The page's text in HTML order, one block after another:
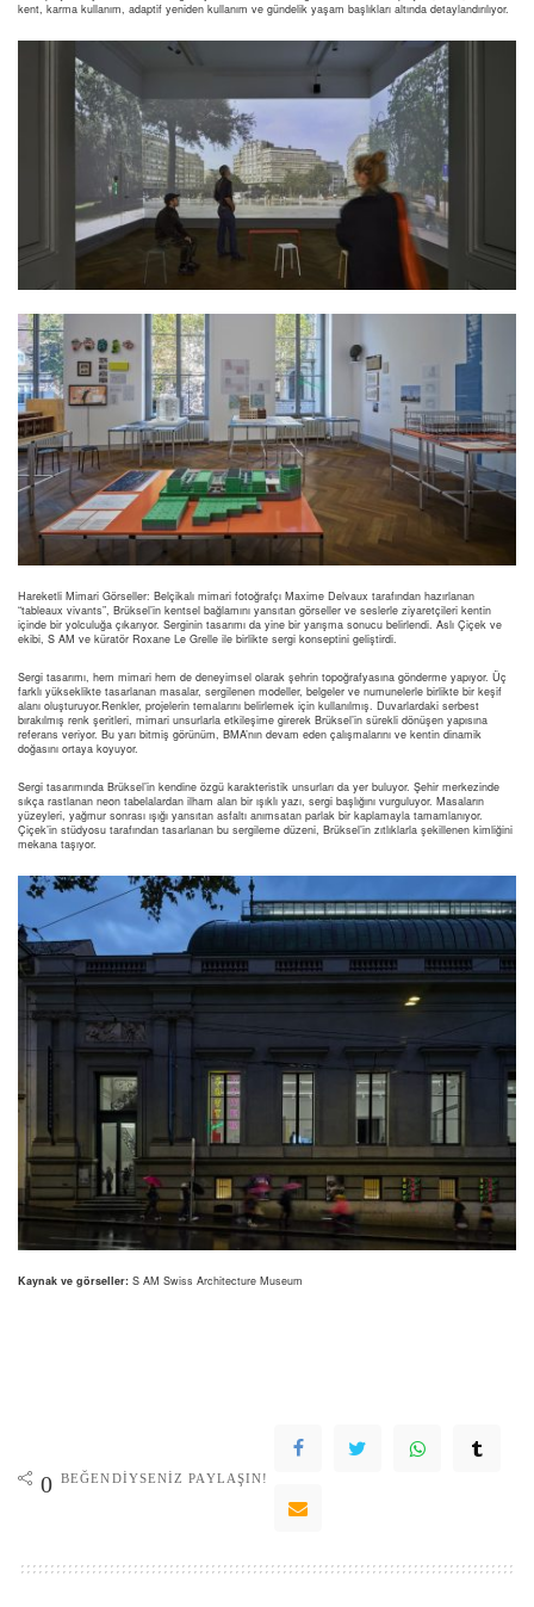
kent, karma kullanım, adaptif yeniden kullanım ve gündelik yaşam başlıkları altında detaylandırılıyor.
Hareketli Mimari Görseller: Belçikalı mimari fotoğrafçı Maxime Delvaux tarafından hazırlanan
“tableaux vivants”, Brüksel’in kentsel bağlamını yansıtan görseller ve seslerle ziyaretçileri kentin
içinde bir yolculuğa çıkarıyor. Serginin tasarımı da yine bir yarışma sonucu belirlendi. Aslı Çiçek ve
ekibi, S AM ve küratör Roxane Le Grelle ile birlikte sergi konseptini geliştirdi.
Sergi tasarımı, hem mimari hem de deneyimsel olarak şehrin topoğrafyasına gönderme yapıyor. Üç
farklı yükseklikte tasarlanan masalar, sergilenen modeller, belgeler ve numunelerle birlikte bir keşif
alanı oluşturuyor.Renkler, projelerin temalarını belirlemek için kullanılmış. Duvarlardaki serbest
bırakılmış renk şeritleri, mimari unsurlarla etkileşime girerek Brüksel’in sürekli dönüşen yapısına
referans veriyor. Bu yarı bitmiş görünüm, BMA’nın devam eden çalışmalarını ve kentin dinamik
doğasını ortaya koyuyor.
Sergi tasarımında Brüksel’in kendine özgü karakteristik unsurları da yer buluyor. Şehir merkezinde
sıkça rastlanan neon tabelalardan ilham alan bir ışıklı yazı, sergi başlığını vurguluyor. Masaların
yüzeyleri, yağmur sonrası ışığı yansıtan asfaltı anımsatan parlak bir kaplamayla tamamlanıyor.
Çiçek’in stüdyosu tarafından tasarlanan bu sergileme düzeni, Brüksel’in zıtlıklarla şekillenen kimliğini
mekana taşıyor.
Kaynak ve görseller: S AM Swiss Architecture Museum
0 BEĞENDIYSENIZ PAYLAŞIN!